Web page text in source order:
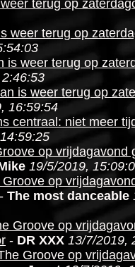
terug op
weer terug op
is weer terug op
is weer terug op
16:59:54
centraal: niet meer
op vrijdagavond
19/5/2019,
op
- The most danceable
Groove op
- DR XXX 13/7/2019,
Groove op